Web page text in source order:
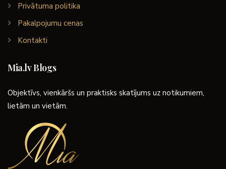
Privātuma politika
Pakalpojumu cenas
Kontakti
Mia.lv Blogs
Objektīvs, vienkāršs un praktisks skatījums uz notikumiem,
lietām un vietām.